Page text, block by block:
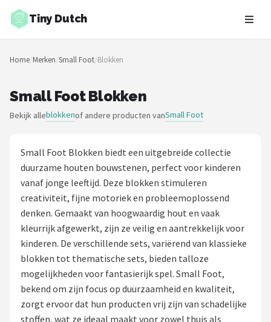
Tiny Dutch
Zoeken
NAVIGATIE
Merken
Knuffel Cadeaus
Babykleding Cadeaus
Blokken
Shop
POPULAIRE MERKEN
Home/Merken/Small Foot/Blokken
Small Foot Blokken
Bekijk alleblokkenof andere producten vanSmall Foot
Small Foot Blokken biedt een uitgebreide collectie
duurzame houten bouwstenen, perfect voor kinderen
vanaf jonge leeftijd. Deze blokken stimuleren
creativiteit, fijne motoriek en probleemoplossend
denken. Gemaakt van hoogwaardig hout en vaak
kleurrijk afgewerkt, zijn ze veilig en aantrekkelijk voor
kinderen. De verschillende sets, variërend van klassieke
blokken tot thematische sets, bieden talloze
mogelijkheden voor fantasierijk spel. Small Foot,
bekend om zijn focus op duurzaamheid en kwaliteit,
zorgt ervoor dat hun producten vrij zijn van schadelijke
stoffen, wat ze ideaal maakt voor zowel thuis als